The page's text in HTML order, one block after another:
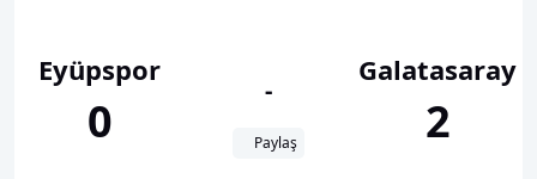
Eyüpspor
0
-
Paylaş
Galatasaray
2